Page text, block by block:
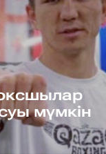
мүмкін